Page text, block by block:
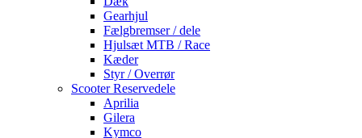
Gearhjul
Fælgbremser / dele
Hjulsæt MTB / Race
Kæder
Styr / Overrør
Scooter Reservedele
Aprilia
Gilera
Kymco